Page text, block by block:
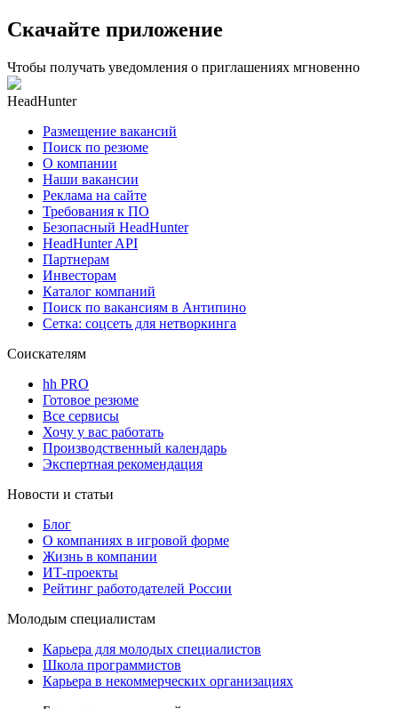
Скачайте приложение
Чтобы получать уведомления о приглашениях мгновенно
HeadHunter
Размещение вакансий
Поиск по резюме
О компании
Наши вакансии
Реклама на сайте
Требования к ПО
Безопасный HeadHunter
HeadHunter API
Партнерам
Инвесторам
Каталог компаний
Поиск по вакансиям в Антипино
Сетка: соцсеть для нетворкинга
Соискателям
hh PRO
Готовое резюме
Все сервисы
Хочу у вас работать
Производственный календарь
Экспертная рекомендация
Новости и статьи
Блог
О компаниях в игровой форме
Жизнь в компании
ИТ-проекты
Рейтинг работодателей России
Молодым специалистам
Карьера для молодых специалистов
Школа программистов
Карьера в некоммерческих организациях